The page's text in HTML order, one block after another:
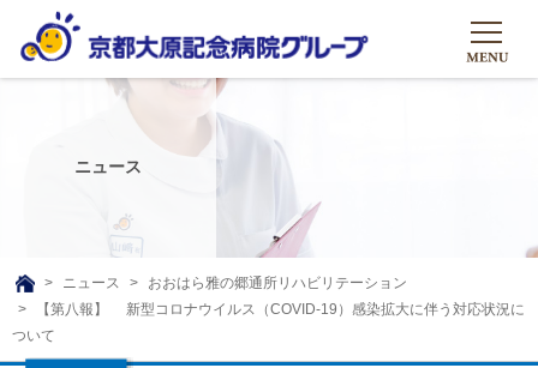
グループについて
グループについて
理事長挨拶
沿革ストーリー
グループの取り組み
リハビリテーション
大原のこと
メディア
ニュース
TOP
ニュース
おおはら雅の郷通所リハビリテーション
【第八報】 新型コロナウイルス（COVID-19）感染拡大に伴う対応状況に
ついて